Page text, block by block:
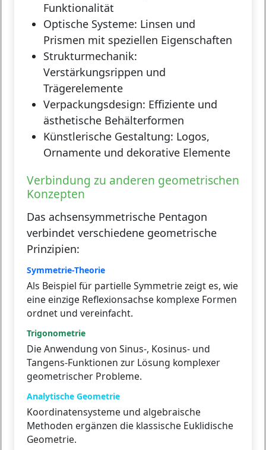
Funktionalität
Optische Systeme: Linsen und
Prismen mit speziellen Eigenschaften
Strukturmechanik:
Verstärkungsrippen und
Trägerelemente
Verpackungsdesign: Effiziente und
ästhetische Behälterformen
Künstlerische Gestaltung: Logos,
Ornamente und dekorative Elemente
Verbindung zu anderen geometrischen
Konzepten
Das achsensymmetrische Pentagon
verbindet verschiedene geometrische
Prinzipien:
Symmetrie-Theorie
Als Beispiel für partielle Symmetrie zeigt es, wie
eine einzige Reflexionsachse komplexe Formen
ordnet und vereinfacht.
Trigonometrie
Die Anwendung von Sinus-, Kosinus- und
Tangens-Funktionen zur Lösung komplexer
geometrischer Probleme.
Analytische Geometrie
Koordinatensysteme und algebraische
Methoden ergänzen die klassische Euklidische
Geometrie.